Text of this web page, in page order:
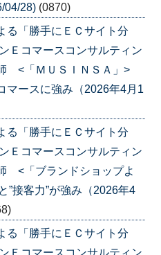
04/28) (0870)
る「勝手にＥＣサイト分
コマースコンサルティン
<「ＭＵＳＩＮＳＡ」>
マースに強み（2026年4月1
る「勝手にＥＣサイト分
コマースコンサルティン
<「ブランドショップよ
”接客力”が強み（2026年4
る「勝手にＥＣサイト分
コマースコンサルティン